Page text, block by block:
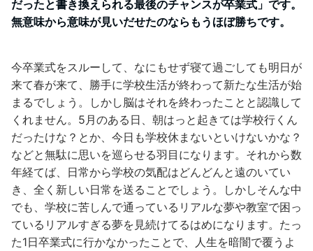
だったと書き換えられる最後のチャンスが卒業式」です。
無意味から意味が見いだせたのならもうほぼ勝ちです。
今卒業式をスルーして、なにもせず寝て過ごしても明日が
来て春が来て、勝手に学校生活が終わって新たな生活が始
まるでしょう。しかし脳はそれを終わったことと認識して
くれません。5月のある日、朝はっと起きては学校行くん
だったけな？とか、今日も学校休まないといけないかな？
などと無駄に思いを巡らせる羽目になります。それから数
年経てば、日常から学校の気配はどんどんと遠のいてい
き、全く新しい日常を送ることでしょう。しかしそんな中
でも、学校に苦しんで通っているリアルな夢や教室で困っ
ているリアルすぎる夢を見続けてるはめになります。たっ
た1日卒業式に行かなかったことで、人生を暗闇で覆うよ